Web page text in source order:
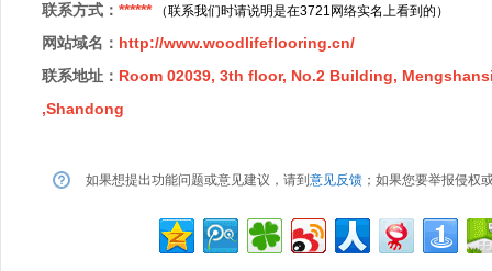
联系方式： ******（联系我们时请说明是在3721网络实名上看到的）
网站域名： http://www.woodlifeflooring.cn/
联系地址： Room 02039, 3th floor, No.2 Building,
,Shandong
如果想提出功能问题或意见建议，请到 意见反馈 ；如果您要举报侵权